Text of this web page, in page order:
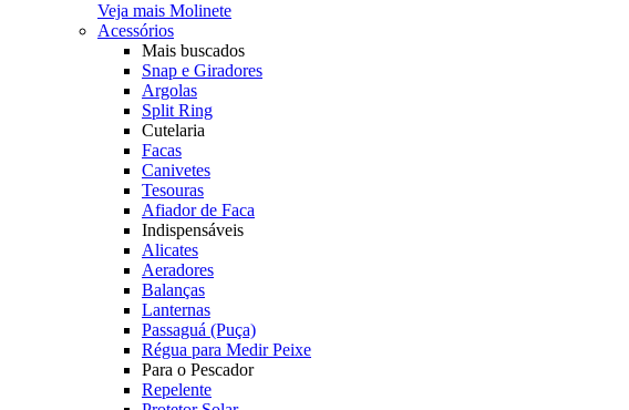
Veja mais Molinete
Acessórios
Mais buscados
Snap e Giradores
Argolas
Split Ring
Cutelaria
Facas
Canivetes
Tesouras
Afiador de Faca
Indispensáveis
Alicates
Aeradores
Balanças
Lanternas
Passaguá (Puça)
Régua para Medir Peixe
Para o Pescador
Repelente